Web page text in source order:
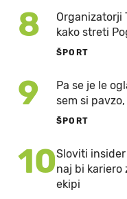
8
Organizatorji
kako streti
ŠPORT
9
Pa se je le
sem si pavzo,
ŠPORT
10Sloviti
naj bi kariero
ekipi